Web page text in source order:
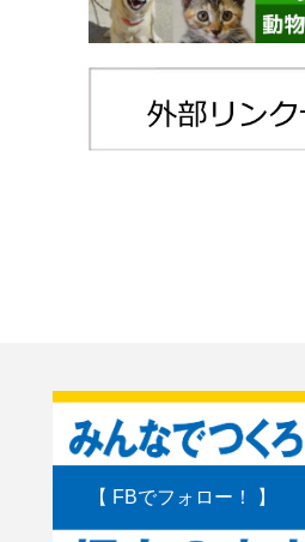
【 FBでフォロー！ 】